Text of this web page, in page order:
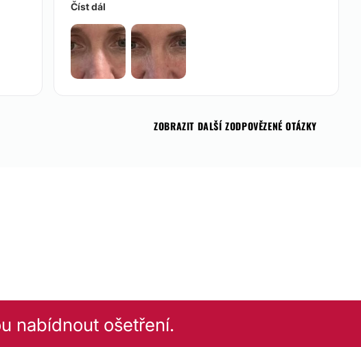
Číst dál
ZOBRAZIT DALŠÍ ZODPOVĚZENÉ OTÁZKY
nabídnout ošetření.